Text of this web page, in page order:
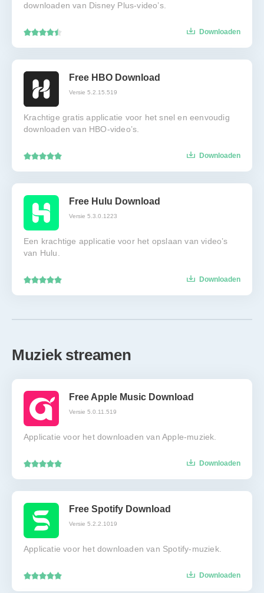
downloaden van Disney Plus-video’s.
Downloaden
Free HBO Download
Versie 5.2.15.519
Krachtige gratis applicatie voor het snel en eenvoudig
downloaden van HBO-video’s.
Downloaden
Free Hulu Download
Versie 5.3.0.1223
Een krachtige applicatie voor het opslaan van video’s
van Hulu.
Downloaden
Muziek streamen
Free Apple Music Download
Versie 5.0.11.519
Applicatie voor het downloaden van Apple-muziek.
Downloaden
Free Spotify Download
Versie 5.2.2.1019
Applicatie voor het downloaden van Spotify-muziek.
Downloaden